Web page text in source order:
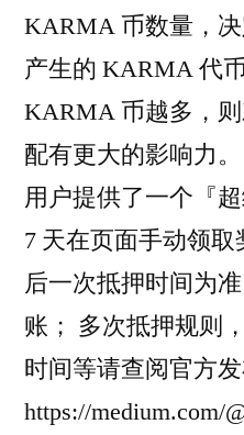
KARMA 币数量，
产生的 KARMA 代
KARMA 币越多，
配有更大的影响力
用户提供了一个『
7 天在页面手动领
后一次抵押时间为
账； 多次抵押规则
时间等请查阅官方发
https://medium.com/